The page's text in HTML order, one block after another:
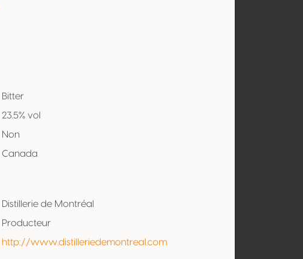
Bitter
23.5% vol
Non
Canada
Distillerie de Montréal
Producteur
http://www.distilleriedemontreal.com